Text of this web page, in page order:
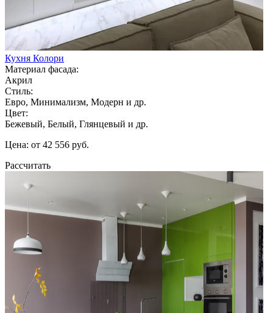
Кухня Колори
Материал фасада:
Акрил
Стиль:
Евро, Минимализм, Модерн и др.
Цвет:
Бежевый, Белый, Глянцевый и др.
Цена: от 42 556 руб.
Рассчитать